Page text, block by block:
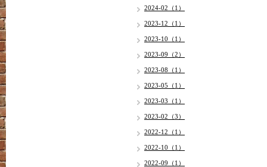
2024-02（1）
2023-12（1）
2023-10（1）
2023-09（2）
2023-08（1）
2023-05（1）
2023-03（1）
2023-02（3）
2022-12（1）
2022-10（1）
2022-09（1）